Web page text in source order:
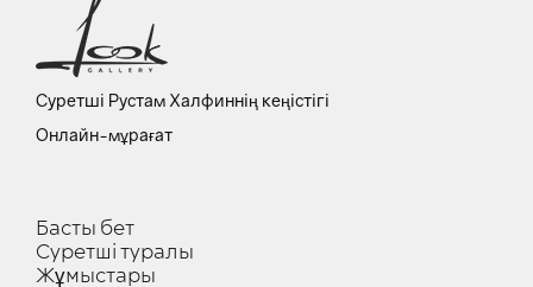
Суретші Рустам Халфиннің кеңістігі
Онлайн-мұрағат
Басты бет
Суретші туралы
Жұмыстары